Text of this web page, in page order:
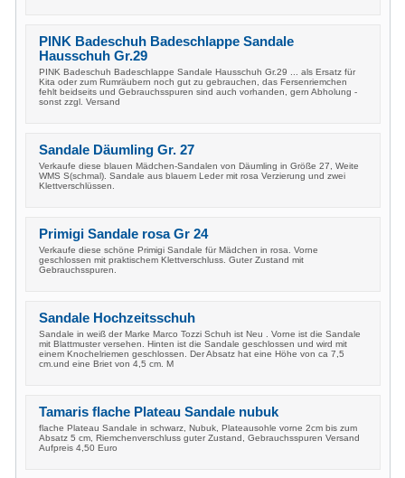
PINK Badeschuh Badeschlappe Sandale
Hausschuh Gr.29
PINK Badeschuh Badeschlappe Sandale Hausschuh Gr.29 ... als Ersatz für
Kita oder zum Rumräubern noch gut zu gebrauchen, das Fersenriemchen
fehlt beidseits und Gebrauchsspuren sind auch vorhanden, gern Abholung -
sonst zzgl. Versand
Sandale Däumling Gr. 27
Verkaufe diese blauen Mädchen-Sandalen von Däumling in Größe 27, Weite
WMS S(schmal). Sandale aus blauem Leder mit rosa Verzierung und zwei
Klettverschlüssen.
Primigi Sandale rosa Gr 24
Verkaufe diese schöne Primigi Sandale für Mädchen in rosa. Vorne
geschlossen mit praktischem Klettverschluss. Guter Zustand mit
Gebrauchsspuren.
Sandale Hochzeitsschuh
Sandale in weiß der Marke Marco Tozzi Schuh ist Neu . Vorne ist die Sandale
mit Blattmuster versehen. Hinten ist die Sandale geschlossen und wird mit
einem Knochelriemen geschlossen. Der Absatz hat eine Höhe von ca 7,5
cm.und eine Briet von 4,5 cm. M
Tamaris flache Plateau Sandale nubuk
flache Plateau Sandale in schwarz, Nubuk, Plateausohle vorne 2cm bis zum
Absatz 5 cm, Riemchenverschluss guter Zustand, Gebrauchsspuren Versand
Aufpreis 4,50 Euro